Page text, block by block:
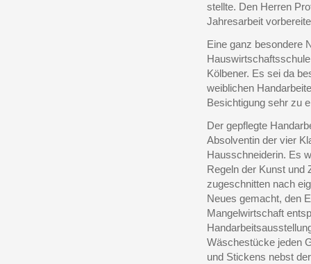
stellte. Den Herren
Jahresarbeit
Eine ganz besondere
Kölbener. Es sei da
weiblichen
Besichtigung sehr zu
Der gepflegte
Absolventin der vier
Hausschneiderin. Es
Regeln der Kunst
zugeschnitten nach
Neues gemacht, den
Mangelwirtschaft
Wäschestücke jeden
und Stickens nebst